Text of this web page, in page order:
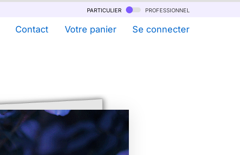
particulier professionnel
Contact Votre panier Se connecter